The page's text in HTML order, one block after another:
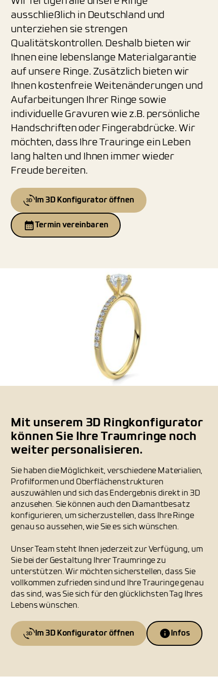
ausschließlich in Deutschland und
unterziehen sie strengen
Qualitätskontrollen. Deshalb bieten wir
Ihnen eine lebenslange Materialgarantie
auf unsere Ringe. Zusätzlich bieten wir
Ihnen kostenfreie Weitenänderungen und
Aufarbeitungen Ihrer Ringe sowie
individuelle Gravuren wie z.B. persönliche
Handschriften oder Fingerabdrücke. Wir
möchten, dass Ihre Trauringe ein Leben
lang halten und Ihnen immer wieder
Freude bereiten.
Im 3D Konfigurator öffnen
Termin vereinbaren
Mit unserem 3D Ringkonfigurator
können Sie Ihre Traumringe noch
weiter personalisieren.
Sie haben die Möglichkeit, verschiedene Materialien,
Profilformen und Oberflächenstrukturen
auszuwählen und sich das Endergebnis direkt in 3D
anzusehen. Sie können auch den Diamantbesatz
konfigurieren, um sicherzustellen, dass Ihre Ringe
genau so aussehen, wie Sie es sich wünschen.
Unser Team steht Ihnen jederzeit zur Verfügung, um
Sie bei der Gestaltung Ihrer Traumringe zu
unterstützen. Wir möchten sicherstellen, dass Sie
vollkommen zufrieden sind und Ihre Trauringe genau
das sind, was Sie sich für den glücklichsten Tag Ihres
Lebens wünschen.
Im 3D Konfigurator öffnen Infos